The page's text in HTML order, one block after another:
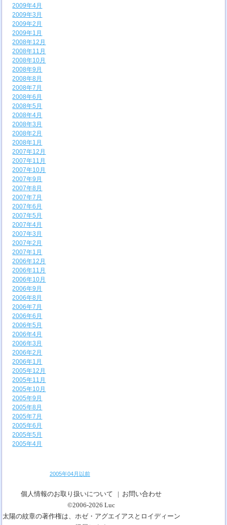
2009年4月
2009年3月
2009年2月
2009年1月
2008年12月
2008年11月
2008年10月
2008年9月
2008年8月
2008年7月
2008年6月
2008年5月
2008年4月
2008年3月
2008年2月
2008年1月
2007年12月
2007年11月
2007年10月
2007年9月
2007年8月
2007年7月
2007年6月
2007年5月
2007年4月
2007年3月
2007年2月
2007年1月
2006年12月
2006年11月
2006年10月
2006年9月
2006年8月
2006年7月
2006年6月
2006年5月
2006年4月
2006年3月
2006年2月
2006年1月
2005年12月
2005年11月
2005年10月
2005年9月
2005年8月
2005年7月
2005年6月
2005年5月
2005年4月
2005年04月以前
個人情報のお取り扱いについて
お問い合わせ
©2006-2026Luc
太陽の紋章の著作権は、ホゼ・アグエイアスとロイディーン